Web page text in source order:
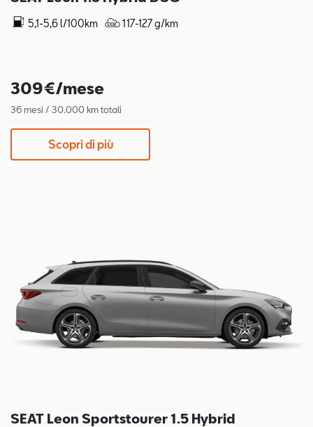
5,1-5,6 l/100km 117-127 g/km
309€/mese
36 mesi / 30.000 km totali
Scopri di più
SEAT Leon Sportstourer 1.5 Hybrid